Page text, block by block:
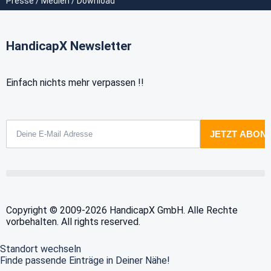
HandicapX Newsletter
Einfach nichts mehr verpassen !!
Copyright © 2009-2026 HandicapX GmbH. Alle Rechte
vorbehalten. All rights reserved.
Standort wechseln
Finde passende Einträge in Deiner Nähe!